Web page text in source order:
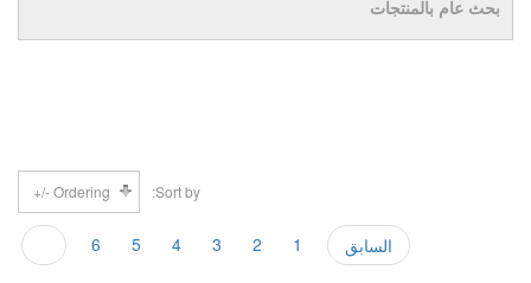
Sort by
Ordering -/+
السابق 1
2
3
4
5
6